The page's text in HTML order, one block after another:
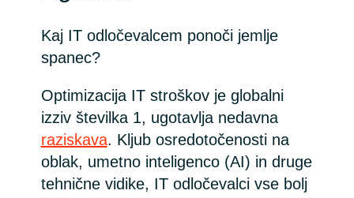
Germany
Iceland
India
Kaj IT odločevalcem ponoči jemlje
spanec?
Optimizacija IT stroškov je globalni
izziv številka 1, ugotavlja nedavna
raziskava. Kljub osredotočenosti na
oblak, umetno inteligenco (AI) in druge
tehnične vidike, IT odločevalci vse bolj